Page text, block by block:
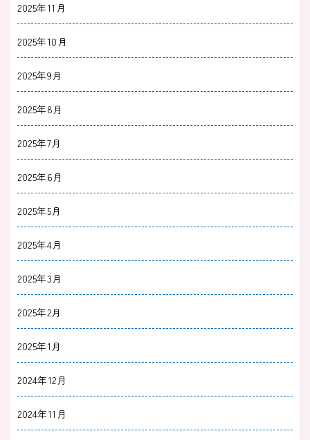
2025年11月
2025年10月
2025年9月
2025年8月
2025年7月
2025年6月
2025年5月
2025年4月
2025年3月
2025年2月
2025年1月
2024年12月
2024年11月